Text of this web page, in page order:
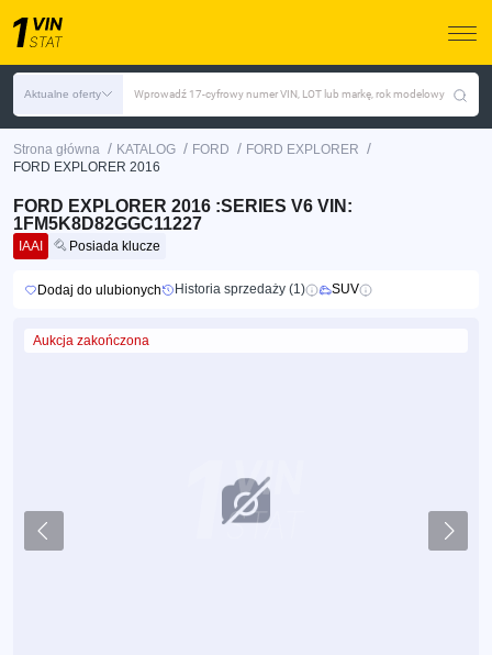
Aktualne oferty Wprowadź 17-cyfrowy numer VIN, LOT lub markę, rok modelowy
Strona główna / KATALOG / FORD / FORD EXPLORER /
FORD EXPLORER 2016
FORD EXPLORER 2016 :SERIES V6 VIN:
1FM5K8D82GGC11227
IAAI Posiada klucze
Dodaj do ulubionych Historia sprzedaży (1) SUV
Aukcja zakończona